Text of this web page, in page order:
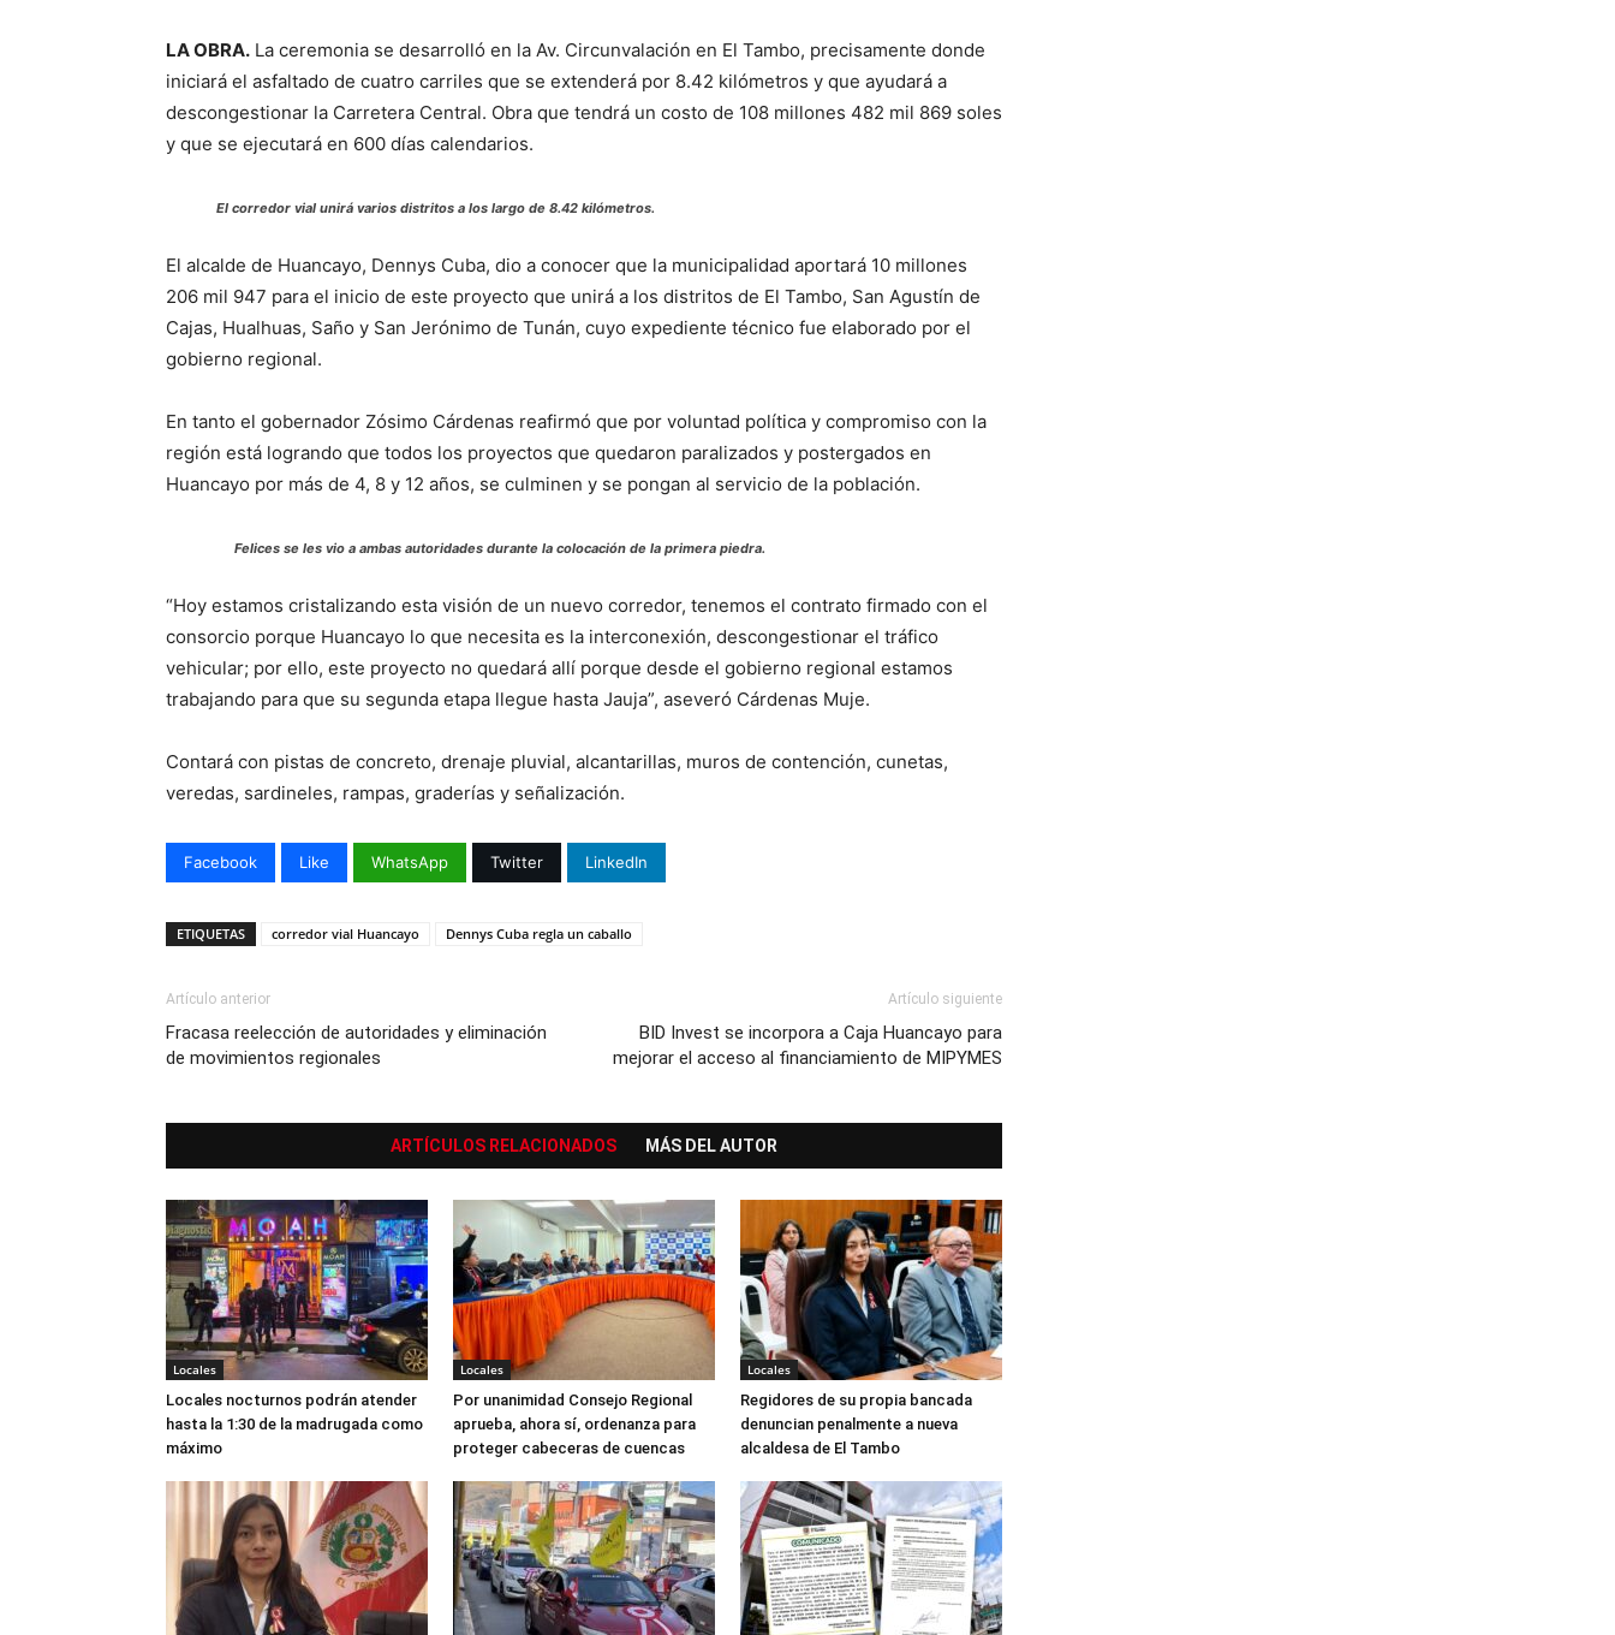
LA OBRA. La ceremonia se desarrolló en la Av. Circunvalación en El Tambo, precisamente donde
iniciará el asfaltado de cuatro carriles que se extenderá por 8.42 kilómetros y que ayudará a
descongestionar la Carretera Central. Obra que tendrá un costo de 108 millones 482 mil 869 soles
y que se ejecutará en 600 días calendarios.
El corredor vial unirá varios distritos a los largo de 8.42 kilómetros.
El alcalde de Huancayo, Dennys Cuba, dio a conocer que la municipalidad aportará 10 millones
206 mil 947 para el inicio de este proyecto que unirá a los distritos de El Tambo, San Agustín de
Cajas, Hualhuas, Saño y San Jerónimo de Tunán, cuyo expediente técnico fue elaborado por el
gobierno regional.
En tanto el gobernador Zósimo Cárdenas reafirmó que por voluntad política y compromiso con la
región está logrando que todos los proyectos que quedaron paralizados y postergados en
Huancayo por más de 4, 8 y 12 años, se culminen y se pongan al servicio de la población.
Felices se les vio a ambas autoridades durante la colocación de la primera piedra.
“Hoy estamos cristalizando esta visión de un nuevo corredor, tenemos el contrato firmado con el
consorcio porque Huancayo lo que necesita es la interconexión, descongestionar el tráfico
vehicular; por ello, este proyecto no quedará allí porque desde el gobierno regional estamos
trabajando para que su segunda etapa llegue hasta Jauja”, aseveró Cárdenas Muje.
Contará con pistas de concreto, drenaje pluvial, alcantarillas, muros de contención, cunetas,
veredas, sardineles, rampas, graderías y señalización.
Facebook Like WhatsApp Twitter LinkedIn
ETIQUETAS corredor vial Huancayo Dennys Cuba regla un caballo
Artículo anterior
Fracasa reelección de autoridades y eliminación
de movimientos regionales
Artículo siguiente
BID Invest se incorpora a Caja Huancayo para
mejorar el acceso al financiamiento de MIPYMES
ARTÍCULOS RELACIONADOS MÁS DEL AUTOR
Locales
Locales nocturnos podrán atender
hasta la 1:30 de la madrugada como
máximo
Locales
Por unanimidad Consejo Regional
aprueba, ahora sí, ordenanza para
proteger cabeceras de cuencas
Locales
Regidores de su propia bancada
denuncian penalmente a nueva
alcaldesa de El Tambo